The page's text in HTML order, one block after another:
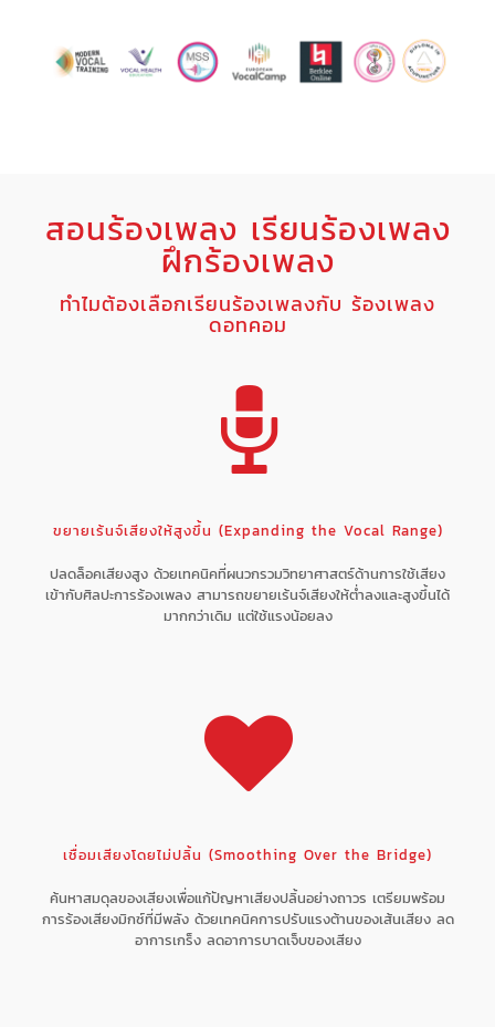
สอนร้องเพลง เรียนร้องเพลง
ฝึกร้องเพลง
ทำไมต้องเลือกเรียนร้องเพลงกับ ร้องเพลง
ดอทคอม
ขยายเร้นจ์เสียงให้สูงขึ้น (Expanding the Vocal Range)
ปลดล็อคเสียงสูง ด้วยเทคนิคที่ผนวกรวมวิทยาศาสตร์ด้านการใช้เสียง
เข้ากับศิลปะการร้องเพลง สามารถขยายเร้นจ์เสียงให้ต่ำลงและสูงขึ้นได้
มากกว่าเดิม แต่ใช้แรงน้อยลง
เชื่อมเสียงโดยไม่ปลิ้น (Smoothing Over the Bridge)
ค้นหาสมดุลของเสียงเพื่อแก้ปัญหาเสียงปลิ้นอย่างถาวร เตรียมพร้อม
การร้องเสียงมิกซ์ที่มีพลัง ด้วยเทคนิคการปรับแรงต้านของเส้นเสียง ลด
อาการเกร็ง ลดอาการบาดเจ็บของเสียง